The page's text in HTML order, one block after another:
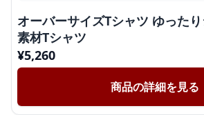
オーバーサイズTシャツ ゆった
素材Tシャツ
¥5,260
商品の詳細を見る